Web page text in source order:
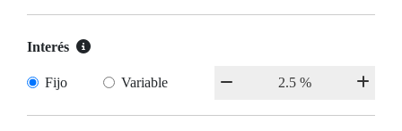
Interés
Fijo Variable